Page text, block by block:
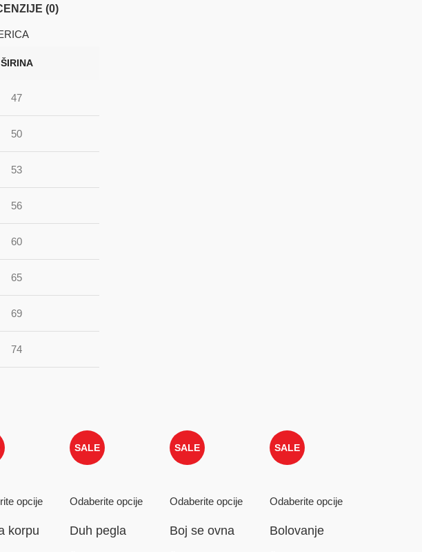
(0)
ŠIRINA
47
50
53
56
60
65
69
74
opcije
korpu
SALE
Odaberite opcije
Duh pegla
SALE
Odaberite opcije
Boj se ovna
SALE
Odaberite opcije
Bolovanje